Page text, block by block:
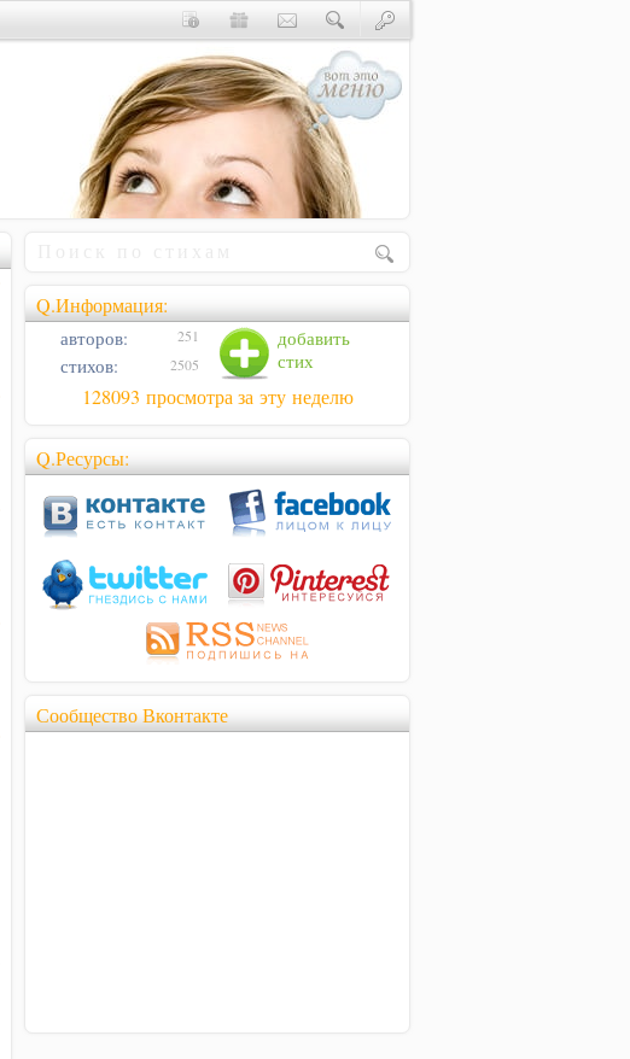
Q.Информация:
добавить
стих
авторов: 251
стихов: 2505
128093 просмотра за эту неделю
Q.Ресурсы:
Сообщество Вконтакте